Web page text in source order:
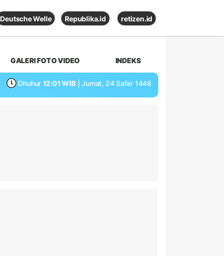
Deutsche Welle Republika.id retizen.id
GALERI FOTO VIDEO INDEKS
Dhuhur 12:01 WIB | Jumat, 24 Safar 1448